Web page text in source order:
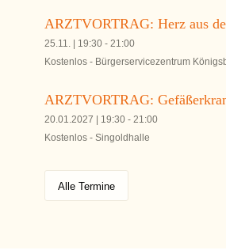
ARZTVORTRAG: Herz aus
25.11. | 19:30 -21:00
Kostenlos - Bürgerservicezentrum
ARZTVORTRAG:
20.01.2027 | 19:30 -21:00
Kostenlos -Singoldhalle
Alle Termine